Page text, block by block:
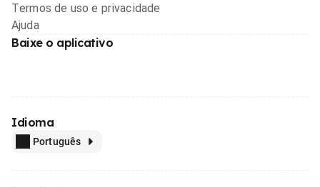
Termos de uso e privacidade
Ajuda
Baixe o aplicativo
Idioma
Português